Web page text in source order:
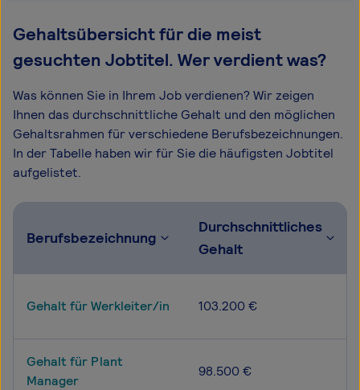
Gehaltsübersicht für die meist
gesuchten Jobtitel. Wer verdient was?
Was können Sie in Ihrem Job verdienen? Wir zeigen
Ihnen das durchschnittliche Gehalt und den möglichen
Gehaltsrahmen für verschiedene Berufsbezeichnungen.
In der Tabelle haben wir für Sie die häufigsten Jobtitel
aufgelistet.
Berufsbezeichnung
Durchschnittliches
Gehalt
Gehalt für Werkleiter/in 103.200 €
Gehalt für Plant
Manager
98.500 €